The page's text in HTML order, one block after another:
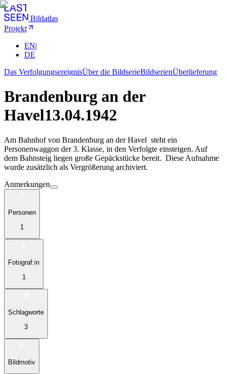
Bildatlas
Projekt
EN|
DE
Das VerfolgungsereignisÜber die BildserieBildserienÜberlieferung
Brandenburg an der
Havel13.04.1942
Am Bahnhof von Brandenburg an der Havel steht ein
Personenwaggon der 3. Klasse, in den Verfolgte einsteigen. Auf
dem Bahnsteig liegen große Gepäckstücke bereit. Diese Aufnahme
wurde zusätzlich als Vergrößerung archiviert.
Anmerkungen
Personen
1
Fotograf:in
1
Schlagworte
3
Bildmotiv